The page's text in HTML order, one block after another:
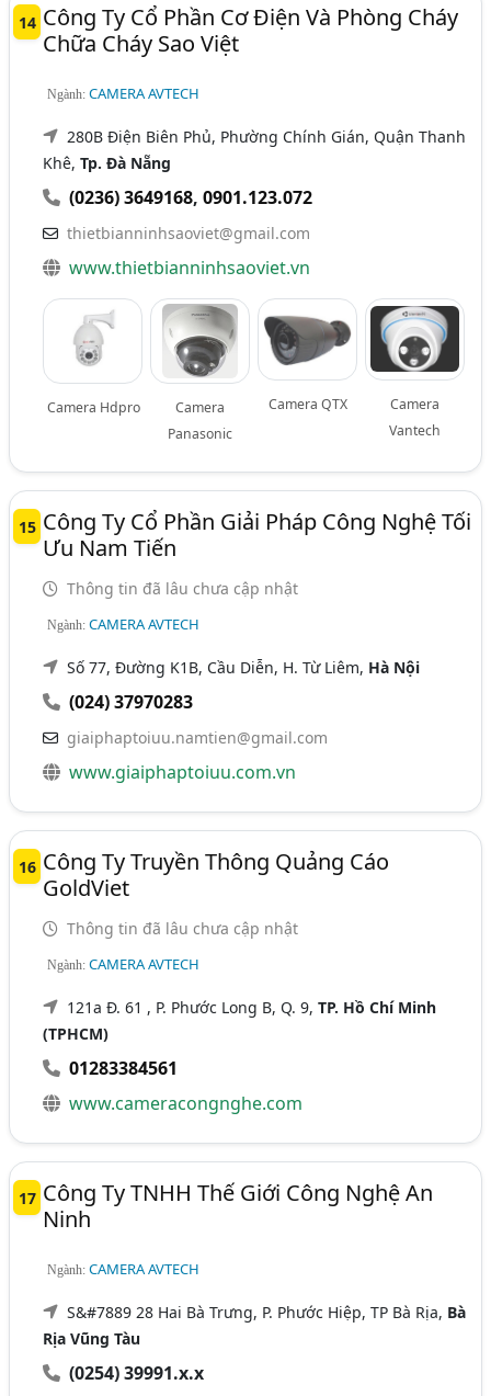
14 Công Ty Cổ Phần Cơ Điện Và Phòng Cháy
Chữa Cháy Sao Việt
Ngành:CAMERA AVTECH
280B Điện Biên Phủ, Phường Chính Gián, Quận Thanh
Khê,Tp. Đà Nẵng
(0236) 3649168,0901.123.072
thietbianninhsaoviet@gmail.com
www.thietbianninhsaoviet.vn
Camera Hdpro
Camera
Panasonic
Camera QTX
Camera
Vantech
15 Công Ty Cổ Phần Giải Pháp Công Nghệ Tối
Ưu Nam Tiến
Thông tin đã lâu chưa cập nhật
Ngành:CAMERA AVTECH
Số 77, Đường K1B, Cầu Diễn, H. Từ Liêm, Hà Nội
(024) 37970283
giaiphaptoiuu.namtien@gmail.com
www.giaiphaptoiuu.com.vn
16 Công Ty Truyền Thông Quảng Cáo
GoldViet
Thông tin đã lâu chưa cập nhật
Ngành:CAMERA AVTECH
121a Đ. 61 , P. Phước Long B, Q. 9,TP. Hồ Chí Minh
(TPHCM)
01283384561
www.cameracongnghe.com
17 Công Ty TNHH Thế Giới Công Nghệ An
Ninh
Ngành:CAMERA AVTECH
S&#7889 28 Hai Bà Trưng, P. Phước Hiệp, TP Bà Rịa, Bà
Rịa Vũng Tàu
(0254) 39991.x.x